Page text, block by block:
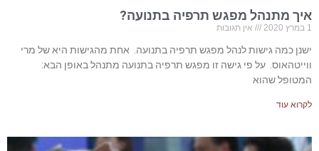
איך מתנהל מפגש תרפיה בתנועה?
1 במרץ 2020 אין תגובות
ישנן כמה גישות לנהל מפגש תרפיה בתנועה. אחת מהגישות היא של מרי
ווייטהאוס. על פי גישה זו מפגש תרפיה בתנועה מתנהל באופן הבא:
המטופל שהוא
לקרוא עוד